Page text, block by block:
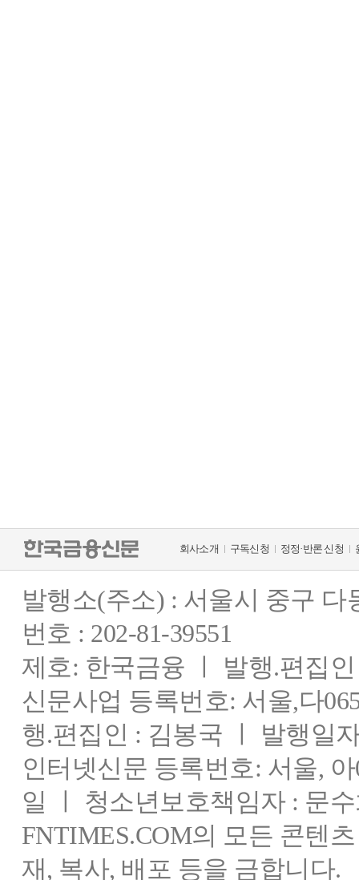
회사소개 구독신청 정정·반론 신청
발행소(주소) : 서울시 중구
번호 : 202-81-39551
제호: 한국금융 ㅣ 발행.편집
신문사업 등록번호: 서울,다
행.편집인 : 김봉국 ㅣ 발행일
인터넷신문 등록번호: 서울,
일 ㅣ 청소년보호책임자 : 문
FNTIMES.COM의 모든 콘텐
재, 복사, 배포 등을 금합니다.